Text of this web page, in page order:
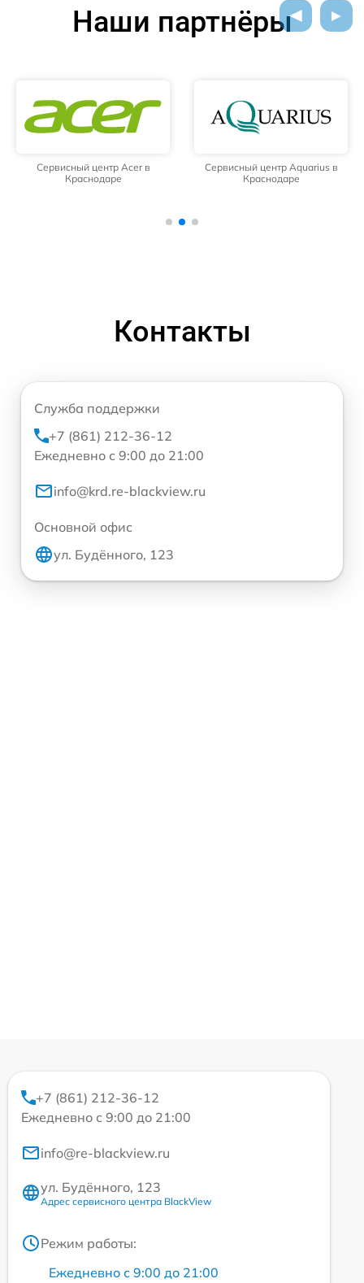
Наши партнёры
Сервисный центр Acer в
Краснодаре
Сервисный центр Aquarius в
Краснодаре
Контакты
Служба поддержки
+7 (861) 212-36-12
Ежедневно с 9:00 до 21:00
info@krd.re-blackview.ru
Основной офис
ул. Будённого, 123
+7 (861) 212-36-12
Ежедневно с 9:00 до 21:00
info@re-blackview.ru
ул. Будённого, 123
Адрес сервисного центра BlackView
Режим работы:
Ежедневно с 9:00 до 21:00